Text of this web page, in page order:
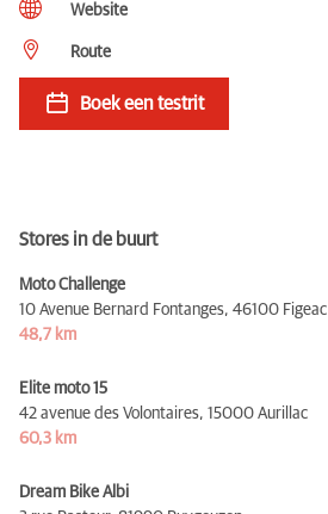
Website
Route
Boek een testrit
Stores in de buurt
Moto Challenge
10 Avenue Bernard Fontanges, 46100 Figeac
48,7 km
Elite moto 15
42 avenue des Volontaires, 15000 Aurillac
60,3 km
Dream Bike Albi